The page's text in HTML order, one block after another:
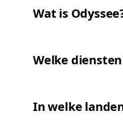
Wat is
Welke
In welke